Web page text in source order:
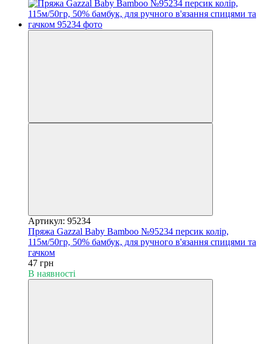
Артикул: 95234
Пряжа Gazzal Baby Bamboo №95234 персик колір,
115м/50гр, 50% бамбук, для ручного в'язання спицями та
гачком
47 грн
В наявності